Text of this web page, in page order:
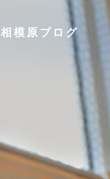
相模原ブログ